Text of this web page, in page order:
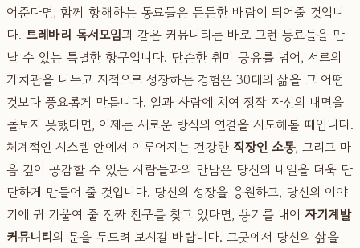
어준다면, 함께 항해하는 동료들은 든든한 바람이 되어줄 것입니
다. 트레바리 독서모임과 같은 커뮤니티는 바로 그런 동료들을 만
날 수 있는 특별한 항구입니다. 단순한 취미 공유를 넘어, 서로의
가치관을 나누고 지적으로 성장하는 경험은 30대의 삶을 그 어떤
것보다 풍요롭게 만듭니다. 일과 사람에 치여 정작 자신의 내면을
돌보지 못했다면, 이제는 새로운 방식의 연결을 시도해볼 때입니다.
체계적인 시스템 안에서 이루어지는 건강한 직장인 소통, 그리고 마
음 깊이 공감할 수 있는 사람들과의 만남은 당신의 내일을 더욱 단
단하게 만들어 줄 것입니다. 당신의 성장을 응원하고, 당신의 이야
기에 귀 기울여 줄 진짜 친구를 찾고 있다면, 용기를 내어 자기계발
커뮤니티의 문을 두드려 보시길 바랍니다. 그곳에서 당신의 삶을